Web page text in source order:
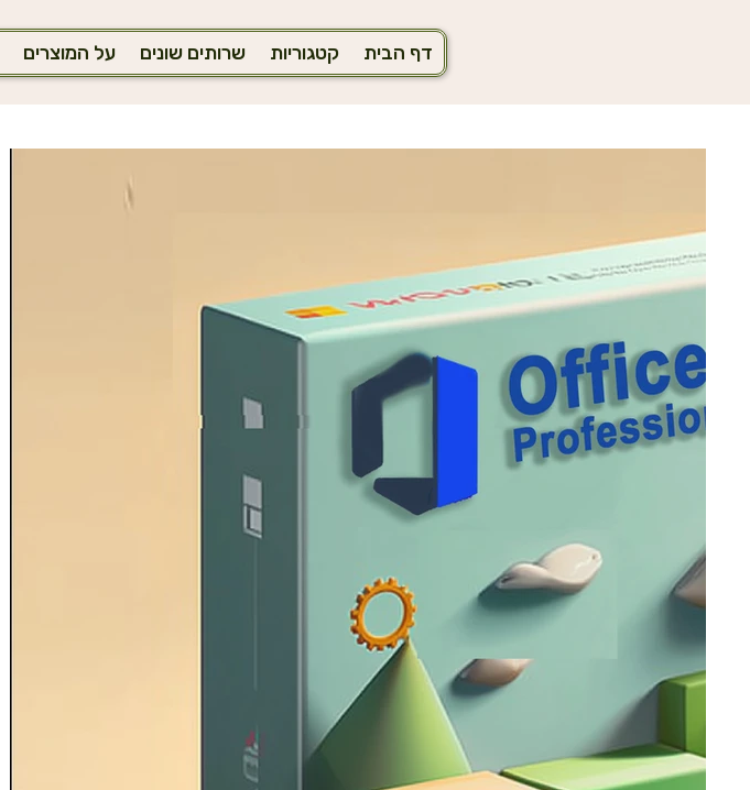
דף הבית קטגוריות שרותים שונים על המוצרים